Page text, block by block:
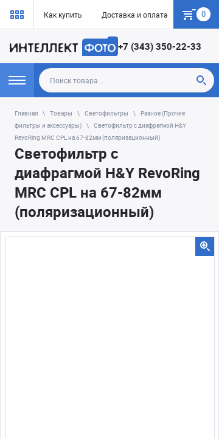
Как купить Доставка и оплата Гарантия
0
+7 (343) 350-22-33
Главная Товары Светофильтры
Разное (Прочие
фильтры и аксессуары)
Светофильтр с диафрагмой H&Y
RevoRing MRC CPL на 67-82мм (поляризационный)
Светофильтр с
диафрагмой H&Y RevoRing
MRC CPL на 67-82мм
(поляризационный)